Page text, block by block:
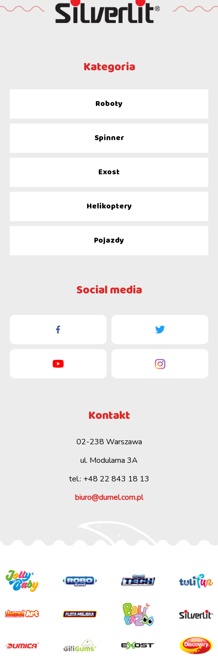
Kategoria
Roboty
Spinner
Exost
Helikoptery
Pojazdy
Social media
Kontakt
02-238 Warszawa
ul. Modularna 3A
tel.: +48 22 843 18 13
biuro@dumel.com.pl